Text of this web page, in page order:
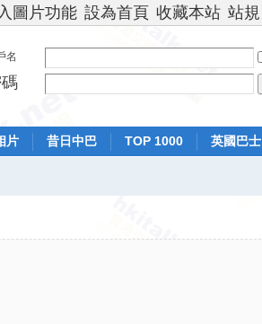
圖片功能 設為首頁 收藏本站 站規
名
片 昔日中巴 TOP 1000
英國巴士